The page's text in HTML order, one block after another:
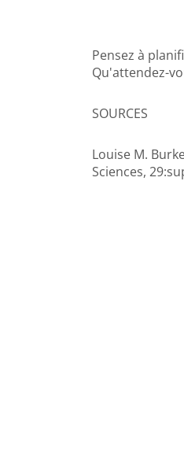
Pensez à
Qu'attendez-
SOURCES
Louise M.
Sciences,